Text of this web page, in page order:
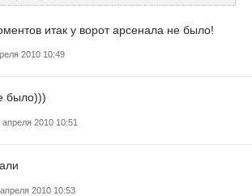
итак у ворот арсенала не было!
2010 10:49
было)))
апреля 2010 10:51
2010 10:53